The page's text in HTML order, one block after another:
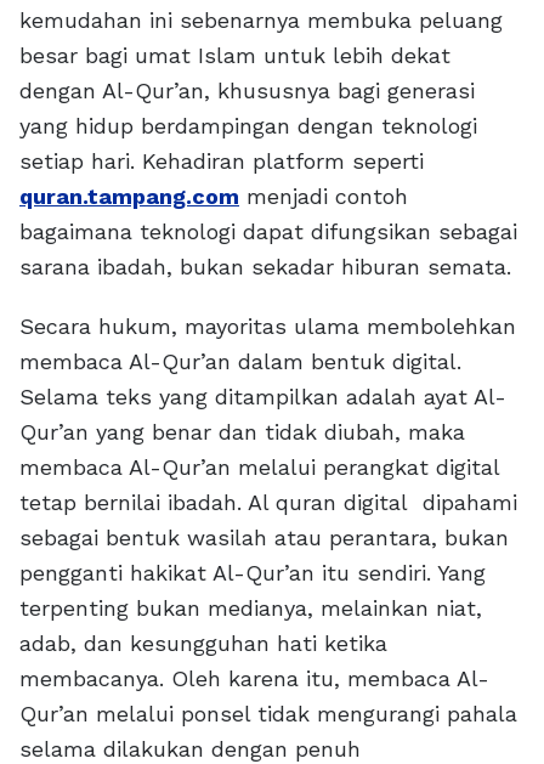
kemudahan ini sebenarnya membuka peluang
besar bagi umat Islam untuk lebih dekat
dengan Al-Qur’an, khususnya bagi generasi
yang hidup berdampingan dengan teknologi
setiap hari. Kehadiran platform seperti
quran.tampang.com menjadi contoh
bagaimana teknologi dapat difungsikan sebagai
sarana ibadah, bukan sekadar hiburan semata.
Secara hukum, mayoritas ulama membolehkan
membaca Al-Qur’an dalam bentuk digital.
Selama teks yang ditampilkan adalah ayat Al-
Qur’an yang benar dan tidak diubah, maka
membaca Al-Qur’an melalui perangkat digital
tetap bernilai ibadah. Al quran digital dipahami
sebagai bentuk wasilah atau perantara, bukan
pengganti hakikat Al-Qur’an itu sendiri. Yang
terpenting bukan medianya, melainkan niat,
adab, dan kesungguhan hati ketika
membacanya. Oleh karena itu, membaca Al-
Qur’an melalui ponsel tidak mengurangi pahala
selama dilakukan dengan penuh